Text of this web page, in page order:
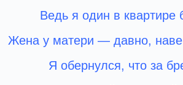
Ведь я один в квартире
Жена у матери — давно,
Я обернулся, что за